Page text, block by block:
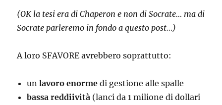
(OK la tesi era di Chaperon e non di Socrate… ma di
Socrate parleremo in fondo a questo post…)
A loro SFAVORE avrebbero soprattutto:
unlavoro enorme di gestione alle spalle
bassa reddiività (lanci da 1 milione di dollari